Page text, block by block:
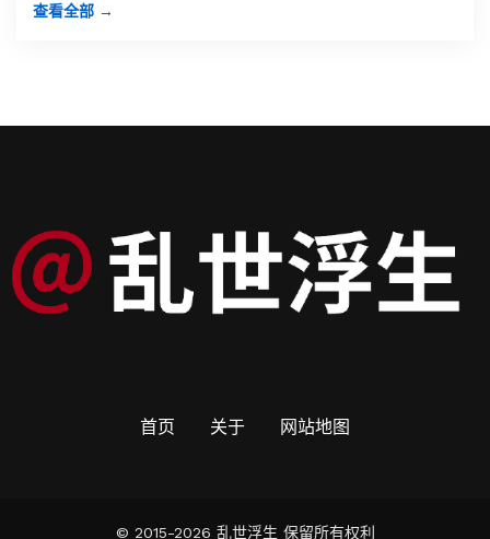
查看全部 →
首页 关于 网站地图
© 2015-2026 乱世浮生 保留所有权利